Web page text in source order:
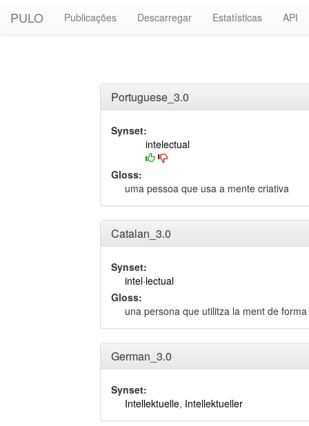
PULO Publicações Descarregar Estatísticas API
Portuguese_3.0
Synset:
intelectual
Gloss:
uma pessoa que usa a mente criativa
Catalan_3.0
Synset:
intel·lectual
Gloss:
una persona que utilitza la ment de
German_3.0
Synset:
Intellektuelle, Intellektueller